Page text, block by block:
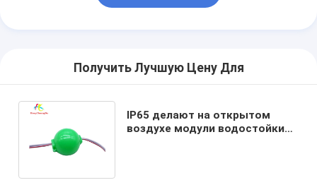
Получить Лучшую Цену Для
IP65 делают на открытом
воздухе модули водостойким